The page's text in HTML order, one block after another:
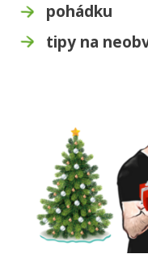
pohádku
tipy na